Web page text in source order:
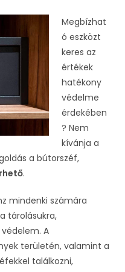
Megbízhat
ó eszközt
keres az
értékek
hatékony
védelme
érdekében
? Nem
kívánja a
a bútorszéf,
.
mindenki számára
tárolásukra,
A
területén, valamint a
találkozni,